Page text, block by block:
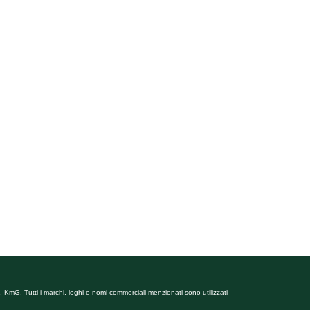
Tutti i marchi, loghi e nomi commerciali menzionati sono utilizzati